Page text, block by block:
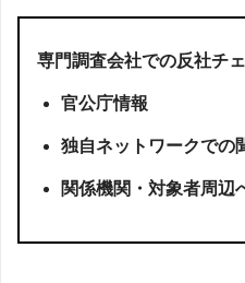
専門調査会社での反社チ
官公庁情報
独自ネットワークでの
関係機関・対象者周辺